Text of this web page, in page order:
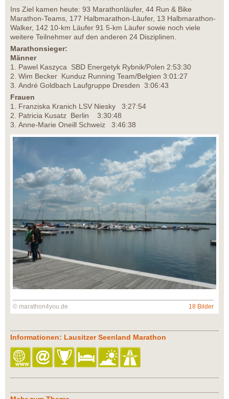
Ins Ziel kamen heute: 93 Marathonläufer, 44 Run & Bike
Marathon-Teams, 177 Halbmarathon-Läufer, 13 Halbmarathon-
Walker, 142 10-km Läufer 91 5-km Läufer sowie noch viele
weitere Teilnehmer auf den anderen 24 Disziplinen.
Marathonsieger:
Männer
1. Pawel Kaszyca SBD Energetyk Rybnik/Polen 2:53:30
2. Wim Becker Kunduz Running Team/Belgien 3:01:27
3. André Goldbach Laufgruppe Dresden 3:06:43
Frauen
1. Franziska Kranich LSV Niesky 3:27:54
2. Patricia Kusatz Berlin 3:30:48
3. Anne-Marie Oneill Schweiz 3:46:38
© marathon4you.de 18 Bilder
Informationen: Lausitzer Seenland Marathon